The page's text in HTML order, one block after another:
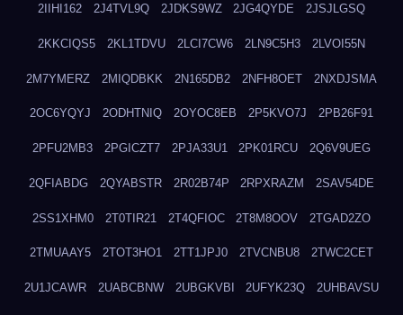
2IIHI162 2J4TVL9Q 2JDKS9WZ 2JG4QYDE 2JSJLGSQ
2KKCIQS5 2KL1TDVU 2LCI7CW6 2LN9C5H3 2LVOI55N
2M7YMERZ 2MIQDBKK 2N165DB2 2NFH8OET 2NXDJSMA
2OC6YQYJ 2ODHTNIQ 2OYOC8EB 2P5KVO7J 2PB26F91
2PFU2MB3 2PGICZT7 2PJA33U1 2PK01RCU 2Q6V9UEG
2QFIABDG 2QYABSTR 2R02B74P 2RPXRAZM 2SAV54DE
2SS1XHM0 2T0TIR21 2T4QFIOC 2T8M8OOV 2TGAD2ZO
2TMUAAY5 2TOT3HO1 2TT1JPJ0 2TVCNBU8 2TWC2CET
2U1JCAWR 2UABCBNW 2UBGKVBI 2UFYK23Q 2UHBAVSU